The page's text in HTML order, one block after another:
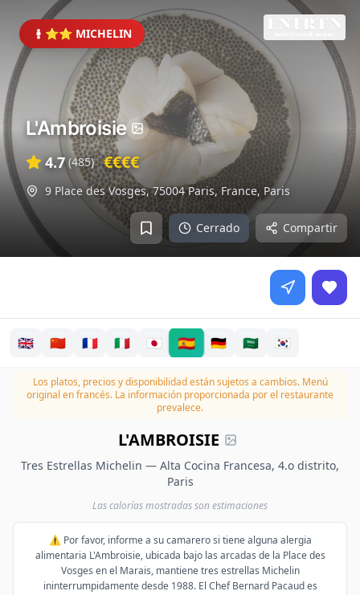
⭐⭐ MICHELIN
Cerrado Compartir
L'Ambroisie
4.7 (485) €€€€
9 Place des Vosges, 75004 Paris, France, Paris
🇬🇧 🇨🇳 🇫🇷 🇮🇹 🇯🇵 🇪🇸 🇩🇪 🇸🇦 🇰🇷
Los platos, precios y disponibilidad están sujetos a cambios.Menú
original en francés. La información proporcionada por el restaurante
prevalece.
L'AMBROISIE
Tres Estrellas Michelin — Alta Cocina Francesa, 4.o distrito,
Paris
Las calorías mostradas son estimaciones
⚠️ Por favor, informe a su camarero si tiene alguna alergia
alimentaria L'Ambroisie, ubicada bajo las arcadas de la Place des
Vosges en el Marais, mantiene tres estrellas Michelin
ininterrumpidamente desde 1988. El Chef Bernard Pacaud es